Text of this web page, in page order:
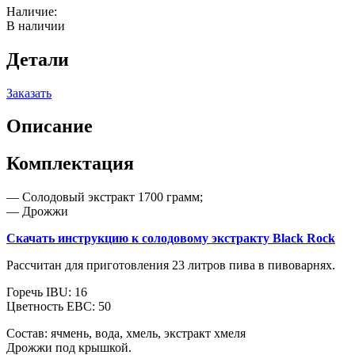
Наличие:
В наличии
Детали
Заказать
Описание
Комплектация
— Солодовый экстракт 1700 грамм;
— Дрожжи
Скачать инструкцию к солодовому экстракту Black Rock
Рассчитан для приготовления 23 литров пива в пивоварнях.
Горечь IBU: 16
Цветность EBC: 50
Состав: ячмень, вода, хмель, экстракт хмеля
Дрожжи под крышкой.